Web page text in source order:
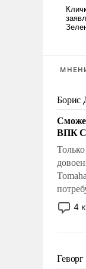
Борис
ВПК
4